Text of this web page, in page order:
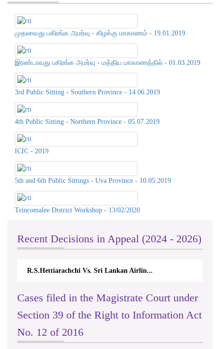
முதலாவது பகிரங்க அமர்வு - கிழக்கு மாகாணம் - 19.01.2019
இரண்டாவது பகிரங்க அமர்வு - மத்திய மாகாணத்தில் - 01.03.2019
3rd Public Sitting - Southern Province - 14.06.2019
4th Public Sitting - Northern Province - 05.07.2019
ICIC - 2019
5th and 6th Public Sittings - Uva Province - 10.05.2019
Trincomalee District Workshop - 13/02/2020
Recent Decisions in Appeal (2024 - 2026)
R.S.Hettiarachchi Vs. Sri Lankan Airlin...
Cases filed in the Magistrate Court under
Section 39 of the Right to Information Act
No. 12 of 2016